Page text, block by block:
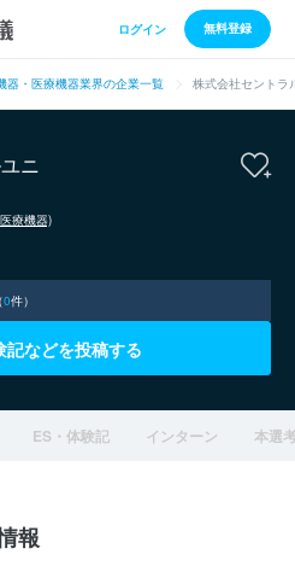
ログイン 無料登録
器・医療機器業界の企業一覧 株式会社セントラ
ニ
療機器)
0件）
記などを投稿する
ES・体験記 インターン 本選
報